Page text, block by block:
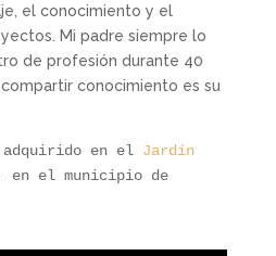
el conocimiento y el
Mi padre siempre lo
de profesión durante 40
conocimiento es su
en el Jardín
en el municipio de